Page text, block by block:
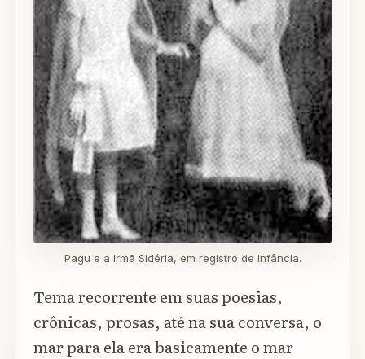
Pagu e a irmã Sidéria, em registro de infância.
Tema recorrente em suas poesias,
crônicas, prosas, até na sua conversa, o
mar para ela era basicamente o mar